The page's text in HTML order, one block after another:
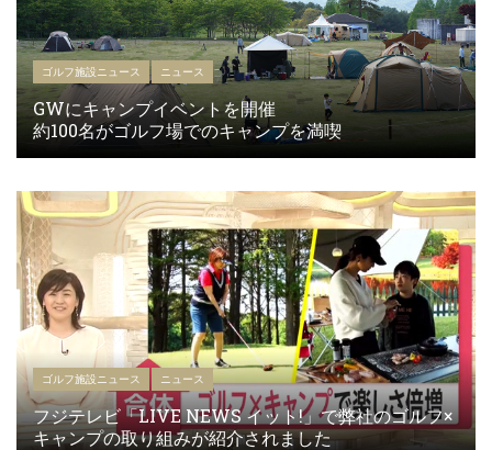
ゴルフ施設ニュース ニュース
GWにキャンプイベントを開催
約100名がゴルフ場でのキャンプを満喫
ゴルフ施設ニュース ニュース
フジテレビ「LIVE NEWS イット!」で弊社のゴルフ×
キャンプの取り組みが紹介されました